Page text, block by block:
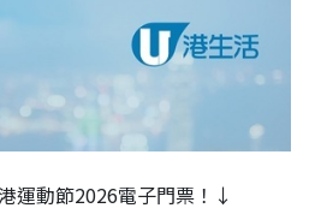
運動節2026電子門票！↓